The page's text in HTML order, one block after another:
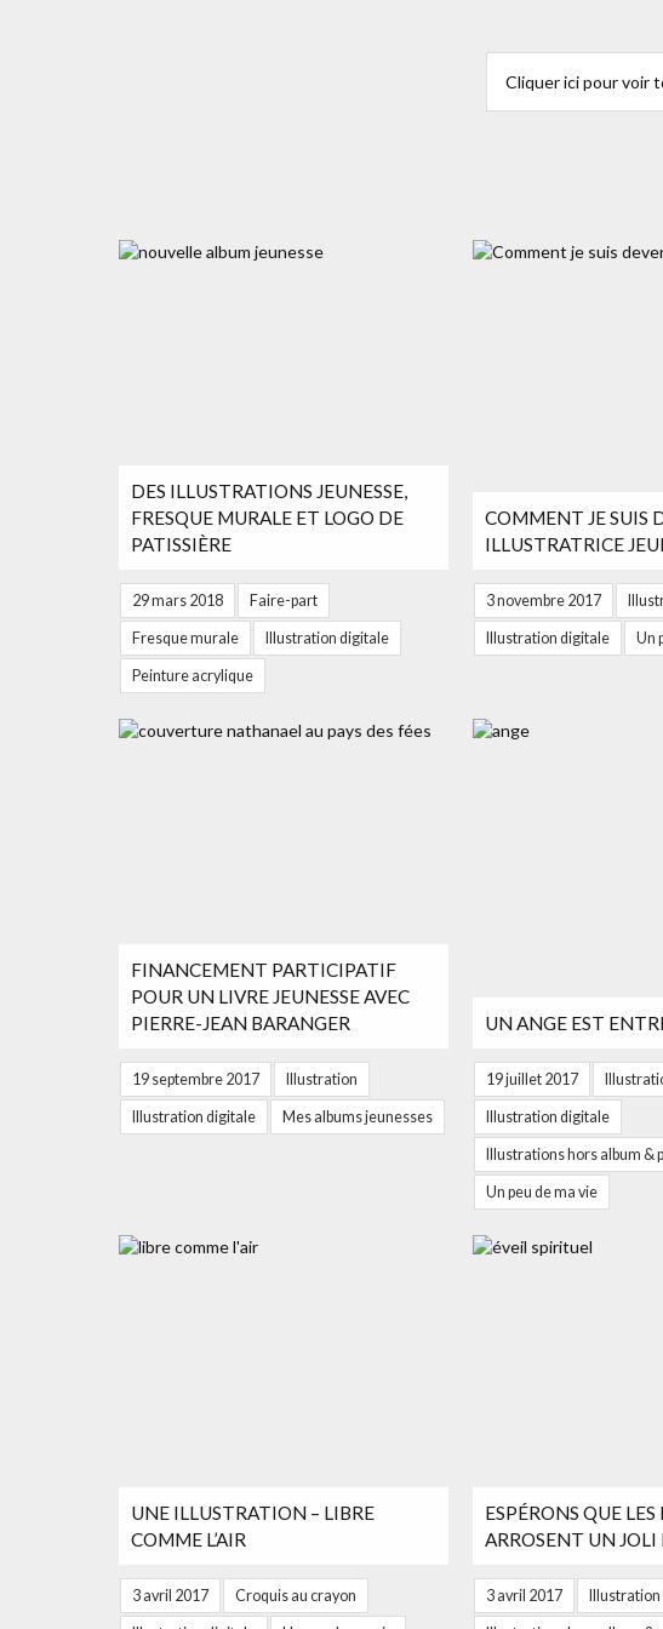
Cliquer ici pour voir
DES ILLUSTRATIONS JEUNESSE,
FRESQUE MURALE ET LOGO DE
PATISSIÈRE
29 mars 2018 Faire-part
Fresque murale Illustration digitale
Peinture acrylique
COMMENT JE SUIS
ILLUSTRATRICE
3 novembre 2017
Illustration digitale Un
FINANCEMENT PARTICIPATIF
POUR UN LIVRE JEUNESSE AVEC
PIERRE-JEAN BARANGER
19 septembre 2017 Illustration
Illustration digitale Mes albums jeunesses
UN ANGE EST
19 juillet 2017
Illustration digitale
Illustrations hors album &
Un peu de ma vie
UNE ILLUSTRATION – LIBRE
COMME L’AIR
3 avril 2017 Croquis au crayon
ESPÉRONS QUE LES
ARROSENT UN
3 avril 2017